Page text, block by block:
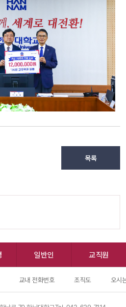
목록
일반인 교직원
교내 전화번호 조직도 오시